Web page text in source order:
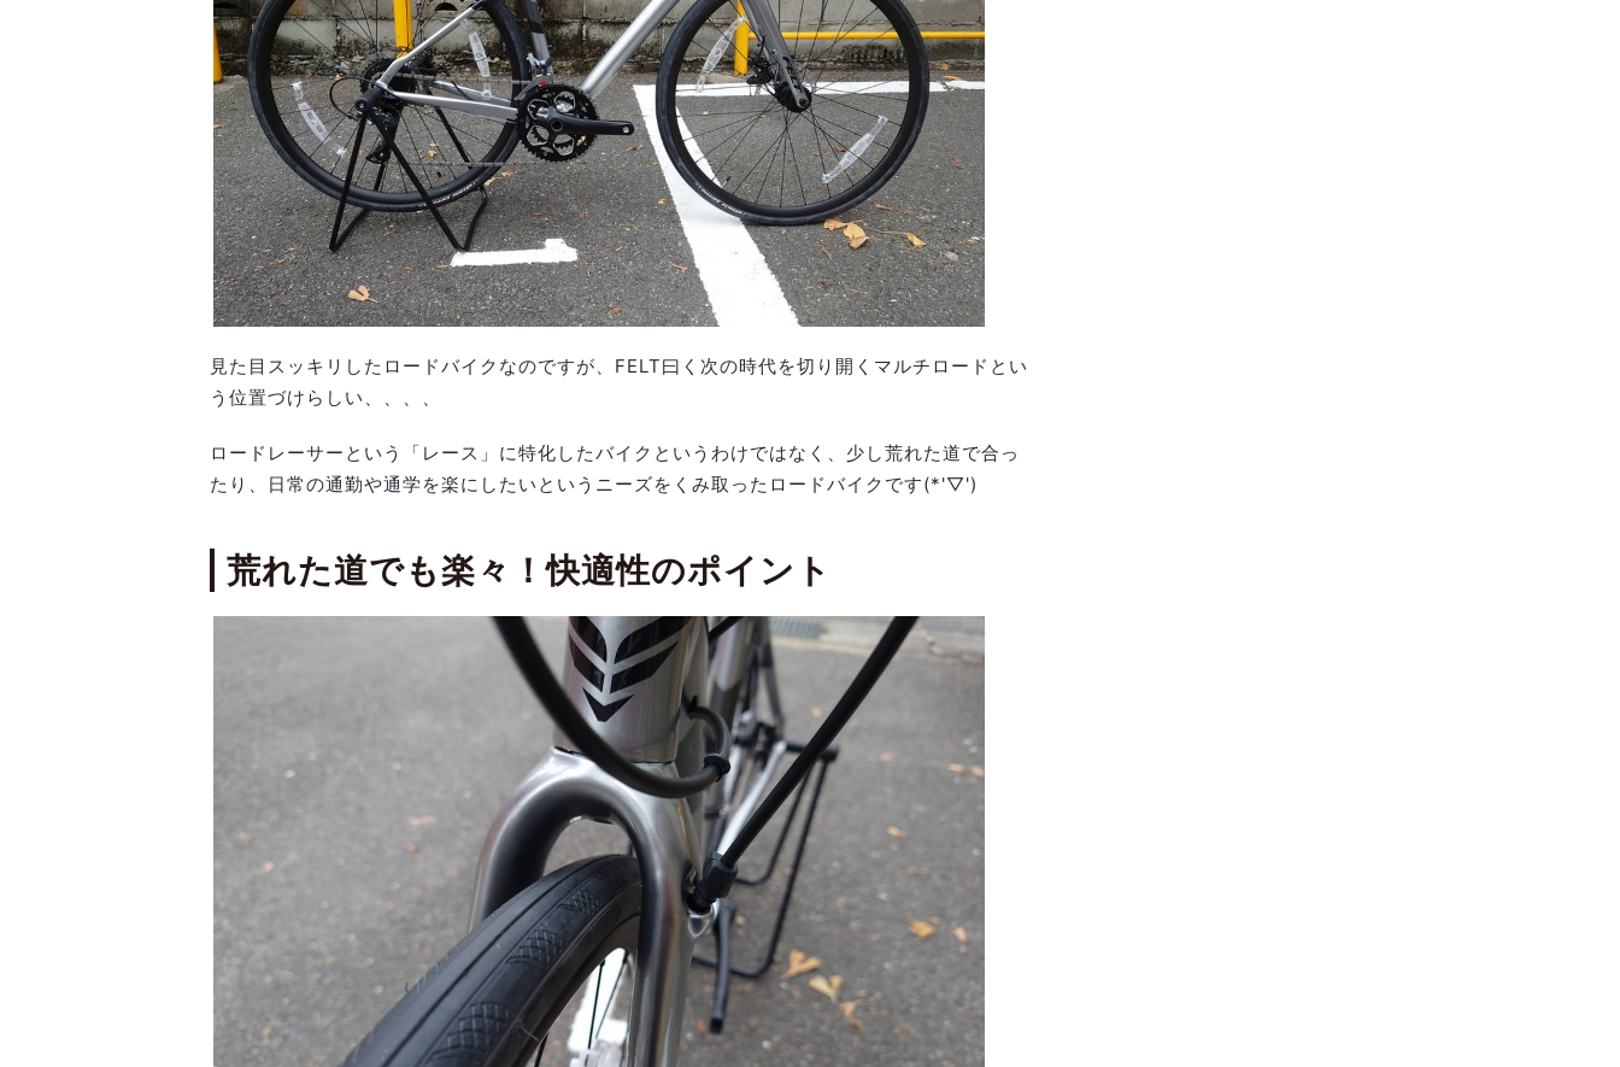
見た目スッキリしたロードバイクなのですが、FELT曰く次の時代を切り開くマルチロードとい
う位置づけらしい、、、、
ロードレーサーという「レース」に特化したバイクというわけではなく、少し荒れた道で合っ
たり、日常の通勤や通学を楽にしたいというニーズをくみ取ったロードバイクです(*'▽')
荒れた道でも楽々！快適性のポイント